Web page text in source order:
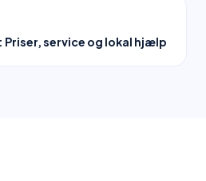
Priser, service og lokal hjælp